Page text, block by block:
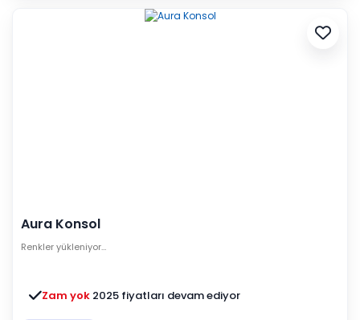
Aura Konsol
Renkler yükleniyor…
Zam yok 2025 fiyatları devam ediyor